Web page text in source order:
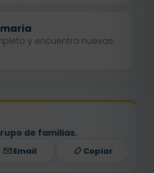
y encuentra nuevas
de familias.
Email Copiar